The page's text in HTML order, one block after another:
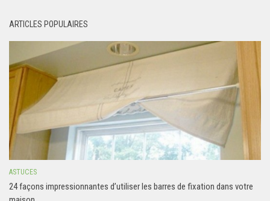
ARTICLES POPULAIRES
ASTUCES
24 façons impressionnantes d’utiliser les barres de fixation dans votre